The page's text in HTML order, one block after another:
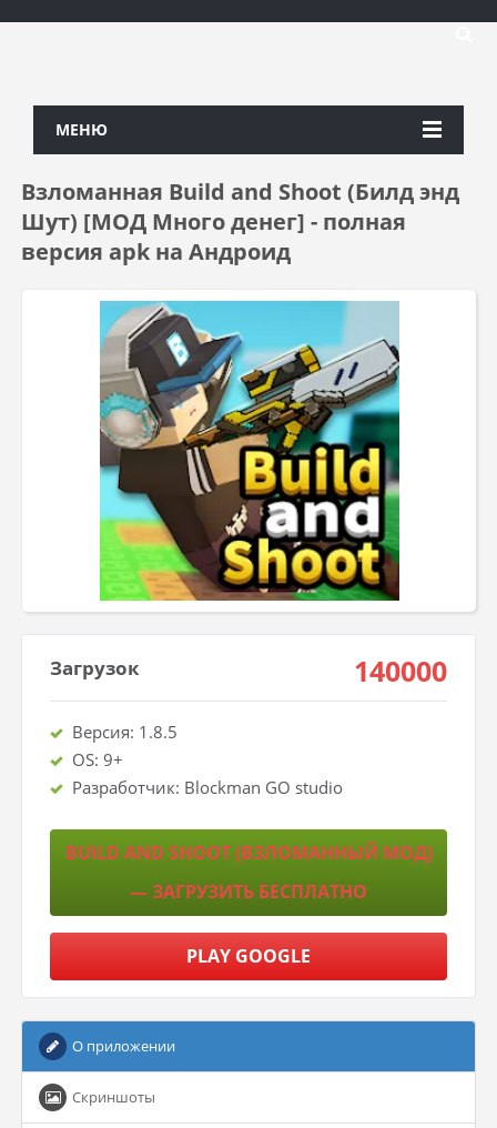
МЕНЮ
Взломанная Build and Shoot (Билд энд
Шут) [МОД Много денег] - полная
версия apk на Андроид
Загрузок 140000
Версия: 1.8.5
OS: 9+
Разработчик: Blockman GO studio
BUILD AND SHOOT (ВЗЛОМАННЫЙ МОД)
— ЗАГРУЗИТЬ БЕСПЛАТНО
PLAY GOOGLE
О приложении
Скриншоты